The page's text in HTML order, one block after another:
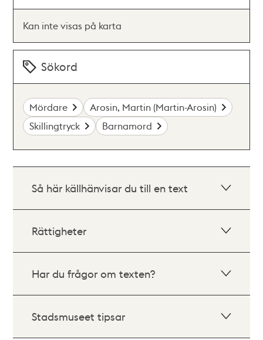
Kan inte visas på karta
Sökord
Mördare
Arosin, Martin (Martin-Arosin)
Skillingtryck
Barnamord
Så här källhänvisar du till en text
Rättigheter
Har du frågor om texten?
Stadsmuseet tipsar